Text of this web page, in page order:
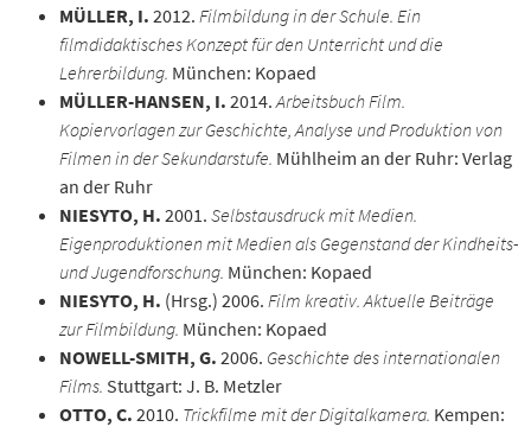
MÜLLER, I. 2012. Filmbildung in der Schule. Ein
filmdidaktisches Konzept für den Unterricht und die
Lehrerbildung. München: Kopaed
MÜLLER-HANSEN, I. 2014. Arbeitsbuch Film.
Kopiervorlagen zur Geschichte, Analyse und Produktion von
Filmen in der Sekundarstufe. Mühlheim an der Ruhr: Verlag
an der Ruhr
NIESYTO, H. 2001. Selbstausdruck mit Medien.
Eigenproduktionen mit Medien als Gegenstand der Kindheits-
und Jugendforschung. München: Kopaed
NIESYTO, H. (Hrsg.) 2006. Film kreativ. Aktuelle Beiträge
zur Filmbildung. München: Kopaed
NOWELL-SMITH, G. 2006. Geschichte des internationalen
Films. Stuttgart: J. B. Metzler
OTTO, C. 2010. Trickfilme mit der Digitalkamera. Kempen: